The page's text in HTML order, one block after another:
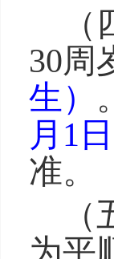
（
30周
生） 。
月1
准。
（